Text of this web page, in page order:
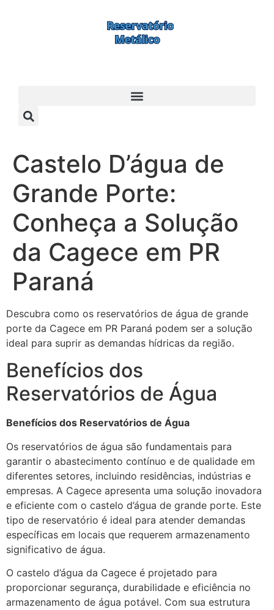
Castelo D’água de
Grande Porte:
Conheça a Solução
da Cagece em PR
Paraná
Descubra como os reservatórios de água de grande
porte da Cagece em PR Paraná podem ser a solução
ideal para suprir as demandas hídricas da região.
Benefícios dos
Reservatórios de Água
Benefícios dos Reservatórios de Água
Os reservatórios de água são fundamentais para
garantir o abastecimento contínuo e de qualidade em
diferentes setores, incluindo residências, indústrias e
empresas. A Cagece apresenta uma solução inovadora
e eficiente com o castelo d’água de grande porte. Este
tipo de reservatório é ideal para atender demandas
específicas em locais que requerem armazenamento
significativo de água.
O castelo d’água da Cagece é projetado para
proporcionar segurança, durabilidade e eficiência no
armazenamento de água potável. Com sua estrutura